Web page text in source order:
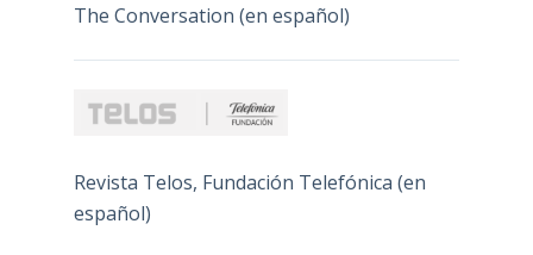
The Conversation (en español)
Revista Telos, Fundación Telefónica (en
español)